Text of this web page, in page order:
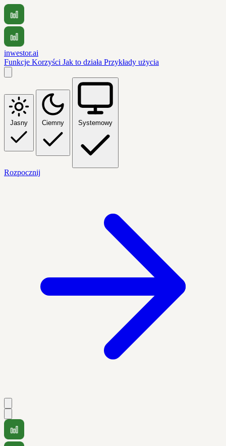
inwestor.ai
Funkcje Korzyści Jak to działa Przykłady użycia
Jasny Ciemny Systemowy
Rozpocznij